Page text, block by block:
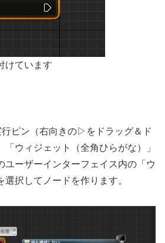
けています
ピン（右向きの▷をドラッグ＆ド
「ウィジェット（全角ひらがな）」
ーザーインターフェイス内の「ウ
選択してノードを作ります。